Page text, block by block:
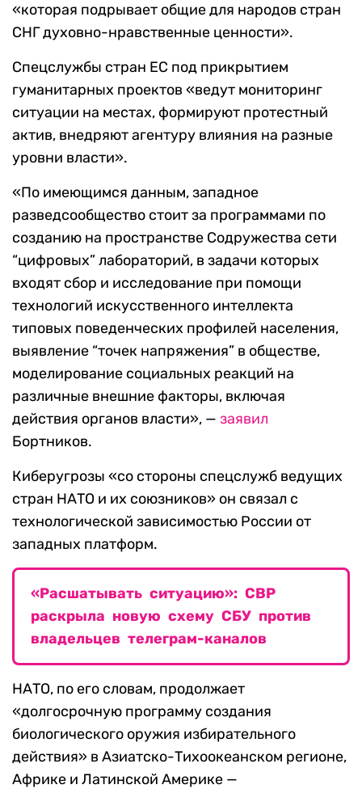
«которая подрывает общие для народов стран
СНГ духовно-нравственные ценности».
Спецслужбы стран ЕС под прикрытием
гуманитарных проектов «ведут мониторинг
ситуации на местах, формируют протестный
актив, внедряют агентуру влияния на разные
уровни власти».
«По имеющимся данным, западное
разведсообщество стоит за программами по
созданию на пространстве Содружества сети
“цифровых” лабораторий, в задачи которых
входят сбор и исследование при помощи
технологий искусственного интеллекта
типовых поведенческих профилей населения,
выявление “точек напряжения” в обществе,
моделирование социальных реакций на
различные внешние факторы, включая
действия органов власти», — заявил
Бортников.
Киберугрозы «со стороны спецслужб ведущих
стран НАТО и их союзников» он связал с
технологической зависимостью России от
западных платформ.
«Расшатывать ситуацию»: СВР
раскрыла новую схему СБУ против
владельцев телеграм-каналов
НАТО, по его словам, продолжает
«долгосрочную программу создания
биологического оружия избирательного
действия» в Азиатско-Тихоокеанском регионе,
Африке и Латинской Америке —